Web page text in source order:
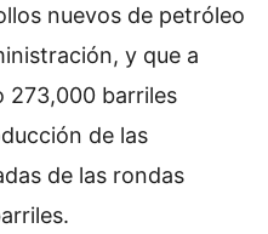
nuevos de petróleo
y que a
273,000 barriles
de las
de las rondas